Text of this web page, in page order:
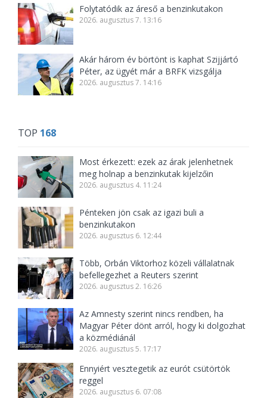
Folytatódik az áreső a benzinkutakon
2026. augusztus 7. 13:16
Akár három év börtönt is kaphat Szijjártó
Péter, az ügyét már a BRFK vizsgálja
2026. augusztus 7. 14:16
TOP 168
Most érkezett: ezek az árak jelenhetnek
meg holnap a benzinkutak kijelzőin
2026. augusztus 4. 11:24
Pénteken jön csak az igazi buli a
benzinkutakon
2026. augusztus 6. 12:44
Több, Orbán Viktorhoz közeli vállalatnak
befellegezhet a Reuters szerint
2026. augusztus 2. 16:26
Az Amnesty szerint nincs rendben, ha
Magyar Péter dönt arról, hogy ki dolgozhat
a közmédiánál
2026. augusztus 5. 17:17
Ennyiért vesztegetik az eurót csütörtök
reggel
2026. augusztus 6. 07:08